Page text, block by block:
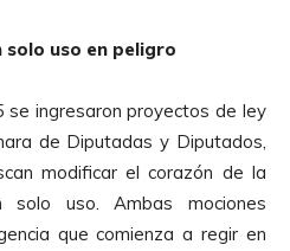
solo uso en peligro
se ingresaron proyectos de ley
de Diputadas y Diputados,
modificar el corazón de la
uso. Ambas mociones
que comienza a regir en